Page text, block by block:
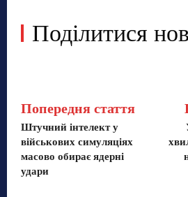
Поділитися
Попередня стаття
Штучний інтелект у
військових симуляціях
масово обирає ядерні
удари